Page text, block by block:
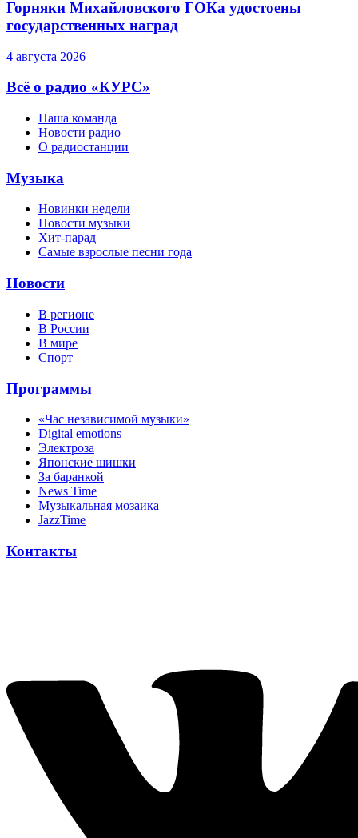
Горняки Михайловского ГОКа удостоены
государственных наград
4 августа 2026
Всё о радио «КУРС»
Наша команда
Новости радио
О радиостанции
Музыка
Новинки недели
Новости музыки
Хит-парад
Самые взрослые песни года
Новости
В регионе
В России
В мире
Спорт
Программы
«Час независимой музыки»
Digital emotions
Электроза
Японскиe шишки
За баранкой
News Time
Музыкальная мозаика
JazzTime
Контакты